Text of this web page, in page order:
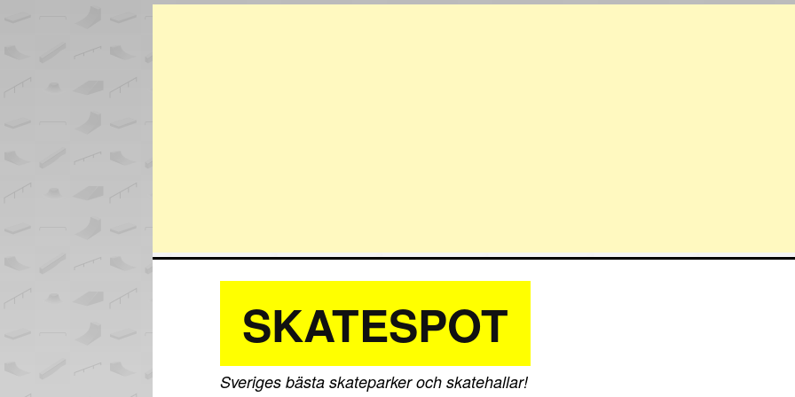
SKATESPOT
Sveriges bästa skateparker och skatehallar!